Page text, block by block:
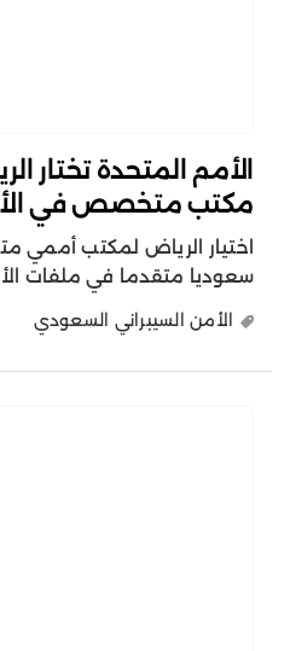
الأمم المتحدة تختار
مكتب متخصص في
اختيار الرياض لمكتب
سعوديا متقدما في ملفات
الأمن السيبراني السعودي